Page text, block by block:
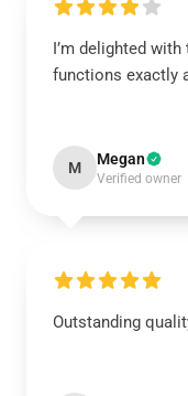
I’m delighted
functions exactly
M Megan
Verified owner
Outstanding